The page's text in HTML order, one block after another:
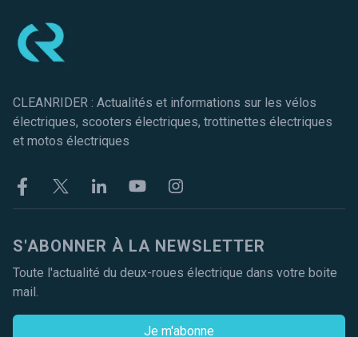
CLEANRIDER : Actualités et informations sur les vélos
électriques, scooters électriques, trottinettes électriques
et motos électriques
FacebookTwitter LinkekinYoutubeInstagram
S'ABONNER À LA NEWSLETTER
Toute l'actualité du deux-roues électrique dans votre boite
mail.
Je m'abonne